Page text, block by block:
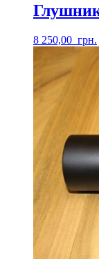
8 250,00 грн.